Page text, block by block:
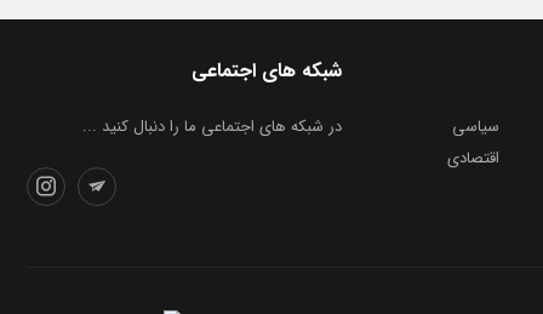
شبکه های اجتماعی
در شبکه های اجتماعی ما را دنبال کنید ...
سیاسی
اقتصادی